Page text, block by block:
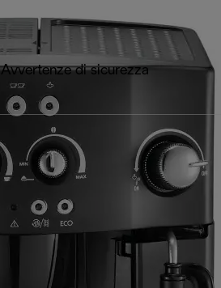
Avvertenze di sicurezza